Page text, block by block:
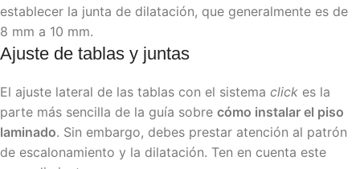
establecer la junta de dilatación, que generalmente es de
8 mm a 10 mm.
Ajuste de tablas y juntas
El ajuste lateral de las tablas con el sistema click es la
parte más sencilla de la guía sobre cómo instalar el piso
laminado. Sin embargo, debes prestar atención al patrón
de escalonamiento y la dilatación. Ten en cuenta este